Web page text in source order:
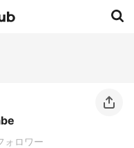
ォロワー